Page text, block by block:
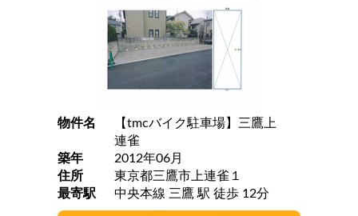
物件名
【tmcバイク駐車場】三鷹上
連雀
築年
2012年06月
住所
東京都三鷹市上連雀１
最寄駅
中央本線 三鷹 駅 徒歩 12分